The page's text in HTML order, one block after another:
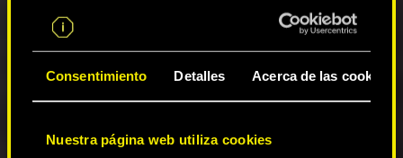
Consentimiento Detalles Acerca de las cookies
Nuestra página web utiliza cookies
ácida, Niebla, Tormenta de arena,
modo foto.
Avance de fotograma: avanza hasta una
capturar la imagen perfecta.